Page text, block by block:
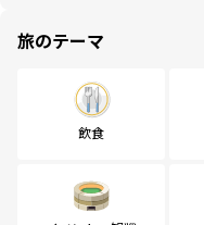
旅のテーマ
飲食